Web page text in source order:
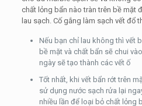
chất lỏng bẩn nào tràn trên bề mặt
lau sạch. Cố gắng làm sạch vết đổ
Nếu bạn chỉ lau không thì vết
bề mặt và chất bẩn sẽ chui
ngày sẽ tạo thành các vết ố
Tốt nhất, khi vết bẩn rớt trên
sử dụng nước sạch rửa lại
nhiều lần để loại bỏ chất lỏng